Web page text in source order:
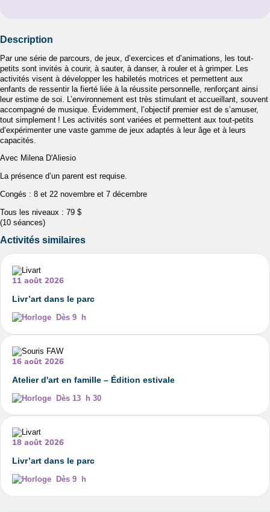
Description
Par une série de parcours, de jeux, d’exercices et d’animations, les tout-
petits sont invités à courir, à sauter, à danser, à rouler et à grimper. Les
activités visent à développer les habiletés motrices et permettent aux
enfants de ressentir la fierté liée à la réussite personnelle, renforçant ainsi
leur estime de soi. L’environnement est très stimulant et accueillant, souvent
accompagné de musique. Évidemment, l’objectif premier est de s’amuser,
tout simplement ! Les activités sont variées et permettent aux tout-petits
d’expérimenter une vaste gamme de jeux adaptés à leur âge et à leurs
capacités.
Avec Milena D'Aliesio
La présence d’un parent est requise.
Congés : 8 et 22 novembre et 7 décembre
Tous les niveaux : 79 $
(10 séances)
Activités similaires
11 août 2026
Livr’art dans le parc
Dès 9 h
16 août 2026
Atelier d'art en famille – Édition estivale
Dès 13 h 30
18 août 2026
Livr’art dans le parc
Dès 9 h